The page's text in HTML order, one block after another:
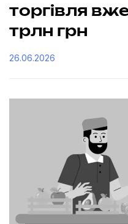
торгівля
трлн грн
26.06.2026